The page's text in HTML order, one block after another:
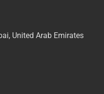
United Arab Emirates